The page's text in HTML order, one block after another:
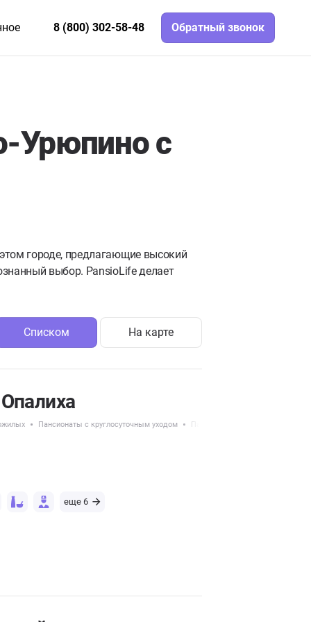
8 (800) 302-58-48 Обратный звонок
Урюпино с
городе, предлагающие высокий
выбор. PansioLife делает
Списком На карте
Пансионаты с круглосуточным уходом Пансионаты для пожилых с
еще 6